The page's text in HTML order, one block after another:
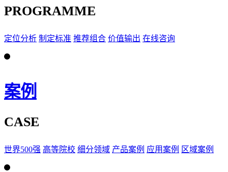
PROGRAMME
定位分析 制定标准 推荐组合 价值输出 在线咨询
案例
CASE
世界500强 高等院校 细分领域 产品案例 应用案例 区域案例